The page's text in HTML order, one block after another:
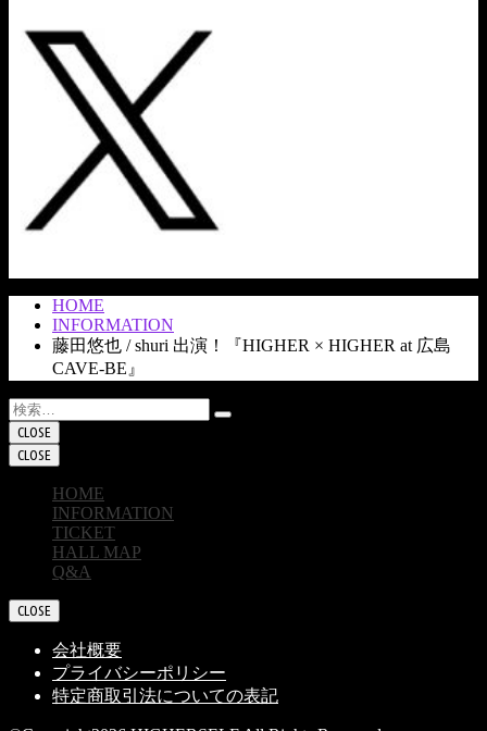
HOME
INFORMATION
藤田悠也 / shuri 出演！『HIGHER × HIGHER at 広島
CAVE-BE』
検
索:
CLOSE
CLOSE
HOME
INFORMATION
TICKET
HALL MAP
Q&A
CLOSE
会社概要
プライバシーポリシー
特定商取引法についての表記